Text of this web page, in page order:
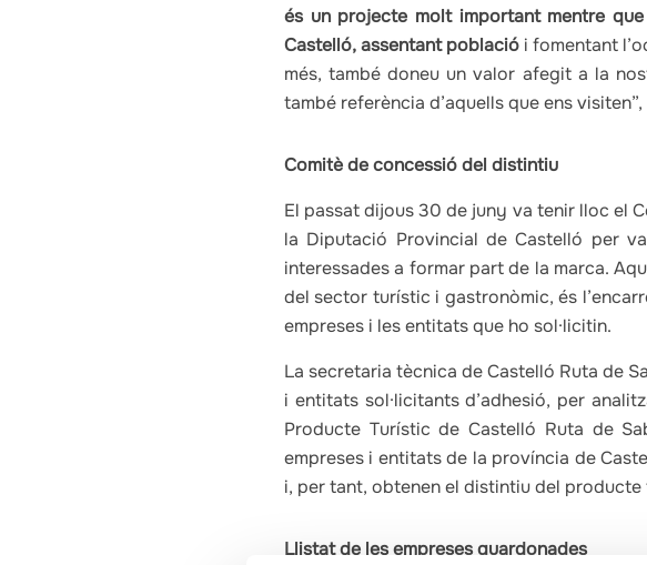
és un projecte molt important mentre
Castelló, assentant població i fomentant
més, també doneu un valor afegit a la
també referència d’aquells que ens
Comitè de concessió del distintiu
El passat dijous 30 de juny va tenir lloc el
la Diputació Provincial de Castelló per
interessades a formar part de la marca.
del sector turístic i gastronòmic, és
empreses i les entitats que ho sol·licitin.
La secretaria tècnica de Castelló Ruta de
i entitats sol·licitants d’adhesió, per
Producte Turístic de Castelló Ruta de
empreses i entitats de la província de
i, per tant, obtenen el distintiu del producte
Llistat de les empreses guardonades